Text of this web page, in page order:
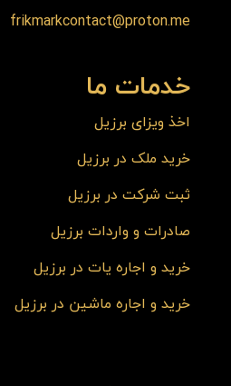
frikmarkcontact@proton.me
خدمات ما
اخذ ویزای برزیل
خرید ملک در برزیل
ثبت شرکت در برزیل
صادرات و واردات برزیل
خرید و اجاره یات در برزیل
خرید و اجاره ماشین در برزیل